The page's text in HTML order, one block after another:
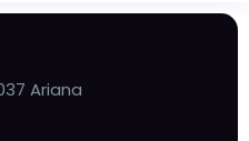
Ariana